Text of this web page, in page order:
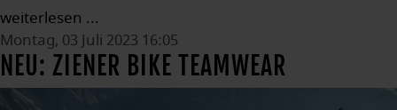
weiterlesen ...
Montag, 03 Juli 2023 16:05
NEU: ZIENER BIKE TEAMWEAR